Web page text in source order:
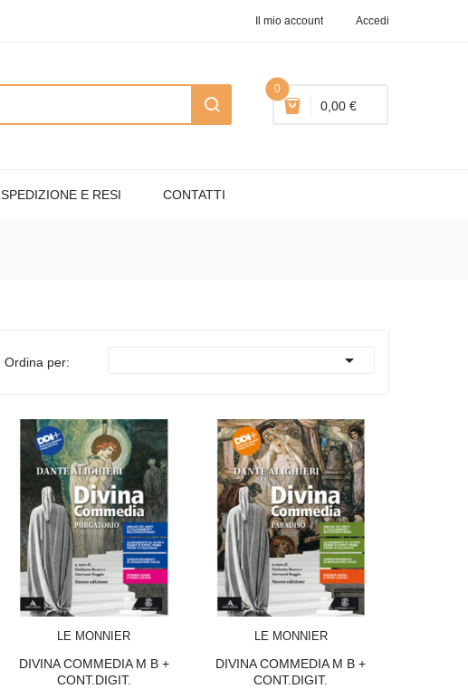
Il mio account Accedi
0
0,00 €
SPEDIZIONE E RESI CONTATTI
Ordina per: 
LE MONNIER
DIVINA COMMEDIA M B +
CONT.DIGIT.
LE MONNIER
DIVINA COMMEDIA M B +
CONT.DIGIT.